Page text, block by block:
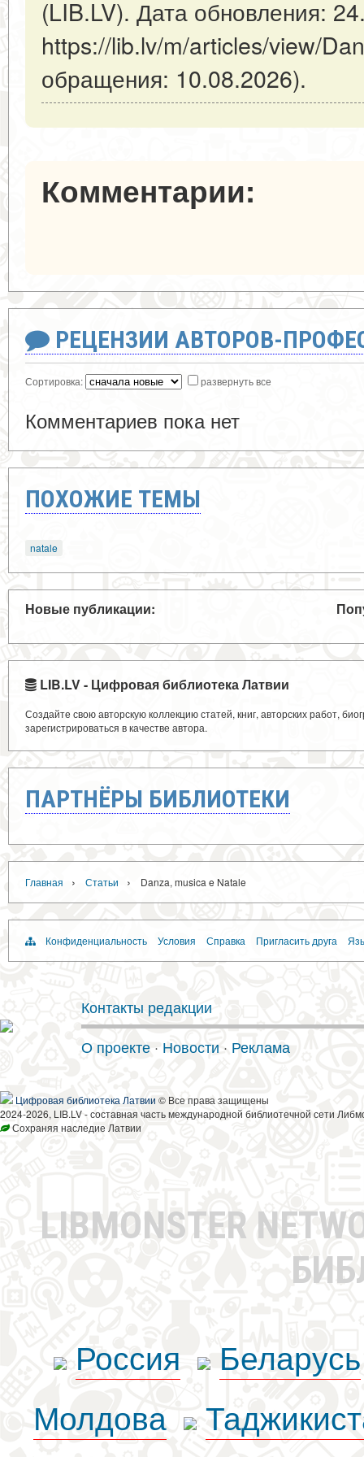
(LIB.LV). Дата обновления:
https://lib.lv/m/articles/view/
обращения: 10.08.2026).
Комментарии:
РЕЦЕНЗИИ АВТОРОВ-
Сортировка: развернуть все
Комментариев пока нет
ПОХОЖИЕ ТЕМЫ
natale
Новые публикации:
LIB.LV - Цифровая библиотека Латвии
Создайте свою авторскую коллекцию статей, книг, авторских работ,
зарегистрироваться в качестве автора.
ПАРТНЁРЫ БИБЛИОТЕКИ
Главная › Статьи › Danza, musica e Natale
Конфиденциальность Условия Справка Пригласить друга
Контакты редакции
О проекте · Новости · Реклама
Цифровая библиотека Латвии © Все права защищены
2024-2026, LIB.LV - составная часть международной библиотечной сети
Сохраняя наследие Латвии
LIBMONSTER
Россия
Беларусь
Молдова